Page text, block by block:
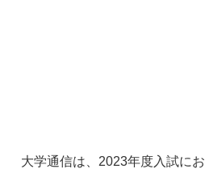
大学通信は、2023年度入試にお